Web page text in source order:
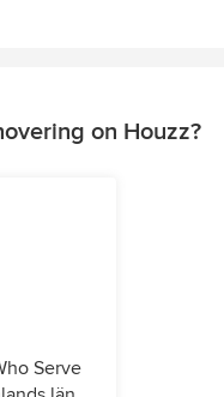
on Houzz?
Serve